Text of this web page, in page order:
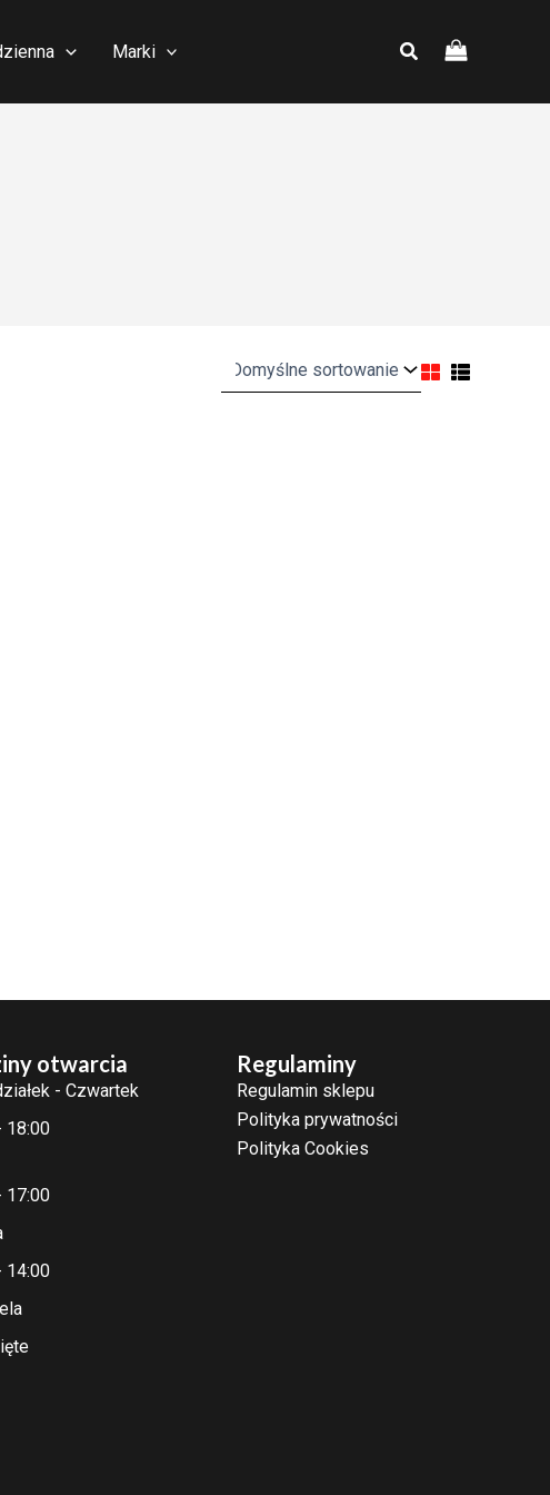
Marki
otwarcia
- Czwartek
18:00
17:00
14:00
Regulaminy
Regulamin sklepu
Polityka prywatności
Polityka Cookies